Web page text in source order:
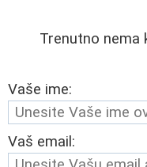
Trenutno nema
Vaše ime:
Vaš email: